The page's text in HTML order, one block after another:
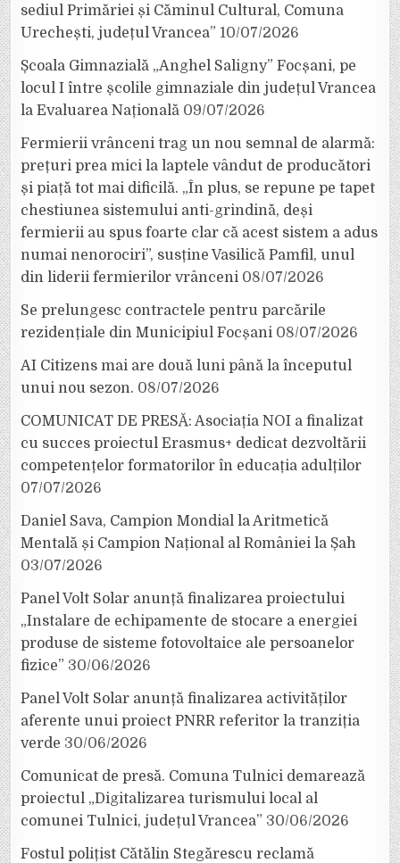
sediul Primăriei și Căminul Cultural, Comuna
Urechești, județul Vrancea” 10/07/2026
Școala Gimnazială „Anghel Saligny” Focșani, pe
locul I între școlile gimnaziale din județul Vrancea
la Evaluarea Națională 09/07/2026
Fermierii vrânceni trag un nou semnal de alarmă:
prețuri prea mici la laptele vândut de producători
și piață tot mai dificilă. „În plus, se repune pe tapet
chestiunea sistemului anti-grindină, deși
fermierii au spus foarte clar că acest sistem a adus
numai nenorociri”, susține Vasilică Pamfil, unul
din liderii fermierilor vrânceni 08/07/2026
Se prelungesc contractele pentru parcările
rezidențiale din Municipiul Focșani 08/07/2026
AI Citizens mai are două luni până la începutul
unui nou sezon. 08/07/2026
COMUNICAT DE PRESĂ: Asociația NOI a finalizat
cu succes proiectul Erasmus+ dedicat dezvoltării
competențelor formatorilor în educația adulților
07/07/2026
Daniel Sava, Campion Mondial la Aritmetică
Mentală și Campion Național al României la Șah
03/07/2026
Panel Volt Solar anunță finalizarea proiectului
„Instalare de echipamente de stocare a energiei
produse de sisteme fotovoltaice ale persoanelor
fizice” 30/06/2026
Panel Volt Solar anunță finalizarea activităților
aferente unui proiect PNRR referitor la tranziția
verde 30/06/2026
Comunicat de presă. Comuna Tulnici demarează
proiectul „Digitalizarea turismului local al
comunei Tulnici, județul Vrancea” 30/06/2026
Fostul polițist Cătălin Stegărescu reclamă